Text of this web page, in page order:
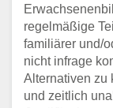
regelmäßige
familiärer und/
nicht infrage
Alternativen zu
und zeitlich